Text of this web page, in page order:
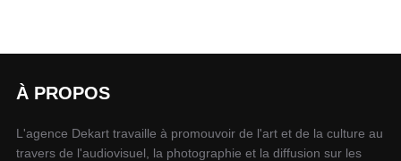
À PROPOS
L'agence Dekart travaille à promouvoir de l'art et de la culture au
travers de l'audiovisuel, la photographie et la diffusion sur les